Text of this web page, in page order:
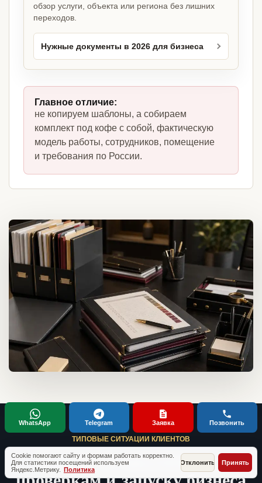
обзор услуги, объекта или региона без лишних
переходов.
Нужные документы в 2026 для бизнеса
Главное отличие:
не копируем шаблоны, а собираем
комплект под кофе с собой, фактическую
модель работы, сотрудников, помещение
и требования по России.
ТИПОВЫЕ СИТУАЦИИ КЛИЕНТОВ
Кейсы по документам,
Cookie помогают сайту и формам работать корректно.
Для статистики посещений используем
Яндекс.Метрику. Политика
Отклонить Принять
WhatsApp Telegram Заявка Позвонить